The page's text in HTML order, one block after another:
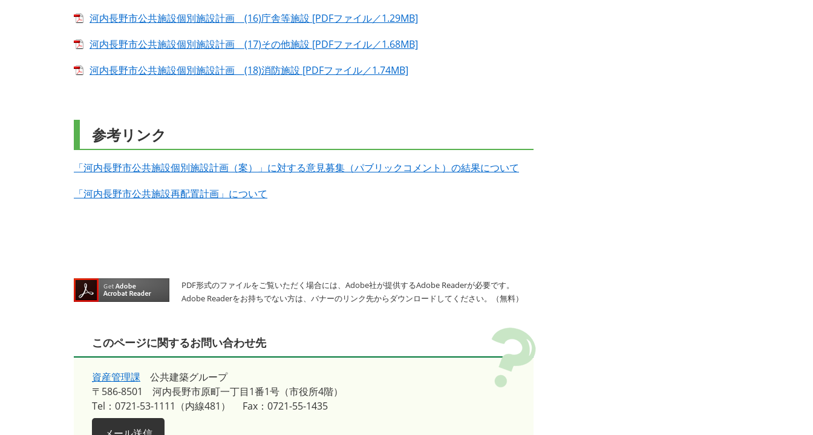
河内長野市公共施設個別施設計画 (16)庁舎等施設 [PDFファイル／1.29MB]
河内長野市公共施設個別施設計画 (17)その他施設 [PDFファイル／1.68MB]
河内長野市公共施設個別施設計画 (18)消防施設 [PDFファイル／1.74MB]
参考リンク
「河内長野市公共施設個別施設計画（案）」に対する意見募集（パブリックコメント）の結果について
「河内長野市公共施設再配置計画」について
PDF形式のファイルをご覧いただく場合には、Adobe社が提供するAdobe Readerが必要です。
Adobe Readerをお持ちでない方は、バナーのリンク先からダウンロードしてください。（無料）
このページに関するお問い合わせ先
資産管理課
公共建築グループ
〒586-8501
河内長野市原町一丁目1番1号（市役所4階）
Tel：0721-53-1111（内線481）
Fax：0721-55-1435